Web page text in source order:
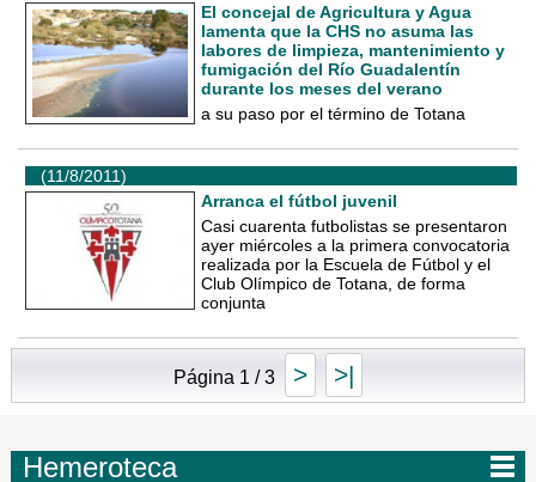
El concejal de Agricultura y Agua
lamenta que la CHS no asuma las
labores de limpieza, mantenimiento y
fumigación del Río Guadalentín
durante los meses del verano
a su paso por el término de Totana
(11/8/2011)
Arranca el fútbol juvenil
Casi cuarenta futbolistas se presentaron
ayer miércoles a la primera convocatoria
realizada por la Escuela de Fútbol y el
Club Olímpico de Totana, de forma
conjunta
Página 1 / 3 > >|
Hemeroteca